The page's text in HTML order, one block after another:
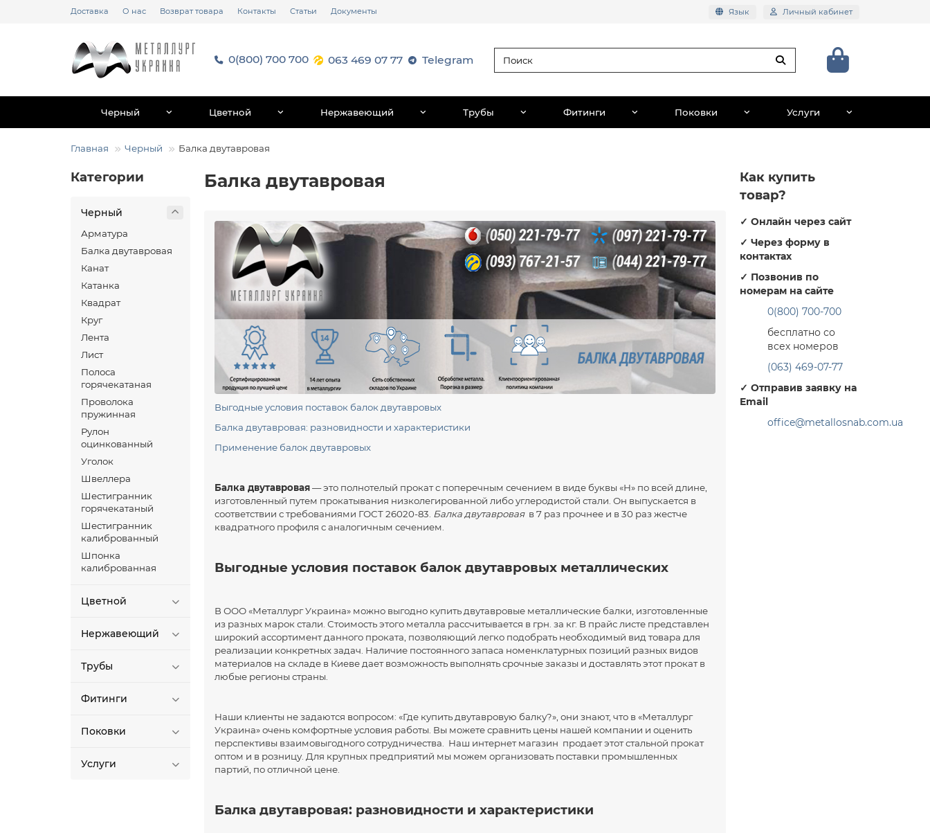
Доставка О нас Возврат товара Контакты Статьи Документы Язык Личный кабинет
0(800) 700 700 063 469 07 77 Telegram
Черный Цветной Нержавеющий Трубы Фитинги Поковки Услуги
Главная Черный Балка двутавровая
Категории
Черный
Арматура
Балка двутавровая
Канат
Катанка
Квадрат
Круг
Лента
Лист
Полоса
горячекатаная
Проволока
пружинная
Рулон
оцинкованный
Уголок
Швеллера
Шестигранник
горячекатаный
Шестигранник
калиброванный
Шпонка
калиброванная
Цветной
Нержавеющий
Трубы
Фитинги
Поковки
Услуги
Балка двутавровая
Выгодные условия поставок балок двутавровых
Балка двутавровая: разновидности и характеристики
Применение балок двутавровых
Балка двутавровая— это полнотелый прокат с поперечным сечением в виде буквы «Н» по всей длине,
изготовленный путем прокатывания низколегированной либо углеродистой стали. Он выпускается в
соответствии с требованиями ГОСТ 26020-83. Балка двутавроваяв 7 раз прочнее и в 30 раз жестче
квадратного профиля с аналогичным сечением.
Выгодные условия поставок балок двутавровых металлических
В ООО «Металлург Украина» можно выгодно купить двутавровые металлические балки, изготовленные
из разных марок стали. Стоимость этого металла рассчитывается в грн. за кг. В прайс листе представлен
широкий ассортимент данного проката, позволяющий легко подобрать необходимый вид товара для
реализации конкретных задач. Наличие постоянного запаса номенклатурных позиций разных видов
материалов на складе в Киеве дает возможность выполнять срочные заказы и доставлять этот прокат в
любые регионы страны.
Наши клиенты не задаются вопросом: «Где купить двутавровую балку?», они знают, что в «Металлург
Украина» очень комфортные условия работы. Вы можете сравнить цены нашей компании и оценить
перспективы взаимовыгодного сотрудничества. Наш интернет магазин продает этот стальной прокат
оптом и в розницу. Для крупных предприятий мы можем организовать поставки промышленных
партий, по отличной цене.
Балка двутавровая: разновидности и характеристики
Как купить
товар?
✓ Онлайн через сайт
✓ Через форму в
контактах
✓ Позвонив по
номерам на сайте
0(800) 700-700
бесплатно со
всех номеров
(063) 469-07-77
✓ Отправив заявку на
Email
office@metallosnab.com.ua